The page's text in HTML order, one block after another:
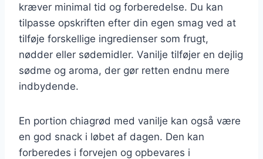
kræver minimal tid og forberedelse. Du kan
tilpasse opskriften efter din egen smag ved at
tilføje forskellige ingredienser som frugt,
nødder eller sødemidler. Vanilje tilføjer en dejlig
sødme og aroma, der gør retten endnu mere
indbydende.
En portion chiagrød med vanilje kan også være
en god snack i løbet af dagen. Den kan
forberedes i forvejen og opbevares i